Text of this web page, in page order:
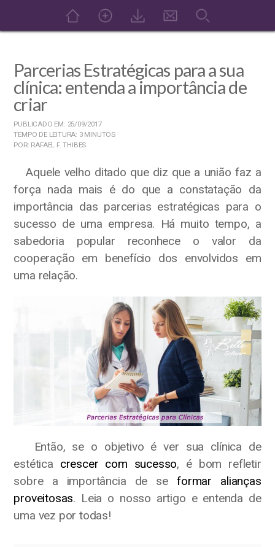
Parcerias Estratégicas para a sua
clínica: entenda a importância de
criar
PUBLICADO EM: 25/09/2017
TEMPO DE LEITURA: 3 MINUTOS
POR: RAFAEL F. THIBES
Aquele velho ditado que diz que a união faz a
força nada mais é do que a constatação da
importância das parcerias estratégicas para o
sucesso de uma empresa. Há muito tempo, a
sabedoria popular reconhece o valor da
cooperação em benefício dos envolvidos em
uma relação.
Então, se o objetivo é ver sua clínica de
estética crescer com sucesso, é bom refletir
sobre a importância de seformar alianças
proveitosas. Leia o nosso artigo e entenda de
uma vez por todas!